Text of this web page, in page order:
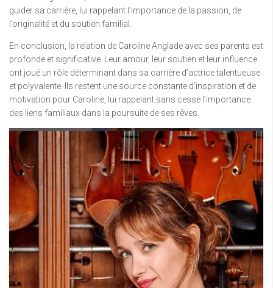
guider sa carrière, lui rappelant l’importance de la passion, de
l’originalité et du soutien familial.
En conclusion, la relation de Caroline Anglade avec ses parents est
profonde et significative. Leur amour, leur soutien et leur influence
ont joué un rôle déterminant dans sa carrière d’actrice talentueuse
et polyvalente. Ils restent une source constante d’inspiration et de
motivation pour Caroline, lui rappelant sans cesse l’importance
des liens familiaux dans la poursuite de ses rêves.